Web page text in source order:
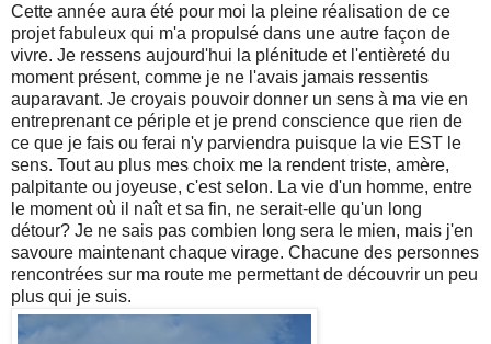
Cette année aura été pour moi la pleine réalisation de ce
projet fabuleux qui m'a propulsé dans une autre façon de
vivre. Je ressens aujourd'hui la plénitude et l'entièreté du
moment présent, comme je ne l'avais jamais ressentis
auparavant. Je croyais pouvoir donner un sens à ma vie en
entreprenant ce périple et je prend conscience que rien de
ce que je fais ou ferai n'y parviendra puisque la vie EST le
sens. Tout au plus mes choix me la rendent triste, amère,
palpitante ou joyeuse, c'est selon. La vie d'un homme, entre
le moment où il naît et sa fin, ne serait-elle qu'un long
détour? Je ne sais pas combien long sera le mien, mais j'en
savoure maintenant chaque virage. Chacune des personnes
rencontrées sur ma route me permettant de découvrir un peu
plus qui je suis.